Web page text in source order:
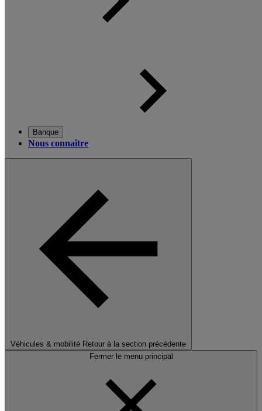
Banque
Nous connaître
Véhicules & mobilité Retour à la section précédente
Fermer le menu principal